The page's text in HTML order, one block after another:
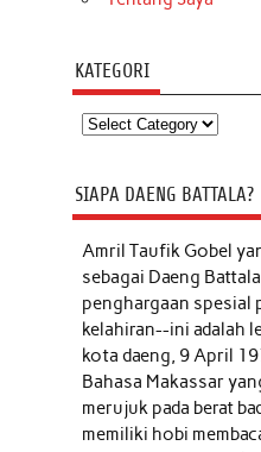
KATEGORI
Kategori
SIAPA DAENG BATTALA?
Amril Taufik Gobel
sebagai Daeng
penghargaan spesial
kelahiran--ini adalah
kota daeng, 9 April
Bahasa Makassar
merujuk pada berat
memiliki hobi